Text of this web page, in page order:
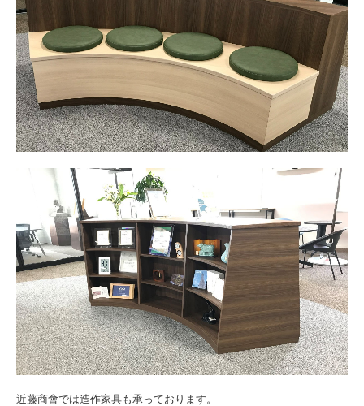
近藤商會では造作家具も承っております。